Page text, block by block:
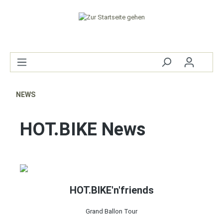
NEWS
HOT.BIKE News
HOT.BIKE'n'friends
Grand Ballon Tour